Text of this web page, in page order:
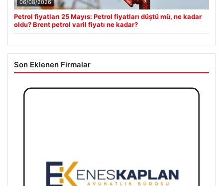
06/08/2026
Petrol fiyatları 25 Mayıs: Petrol fiyatları düştü mü, ne kadar
oldu? Brent petrol varil fiyatı ne kadar?
Son Eklenen Firmalar